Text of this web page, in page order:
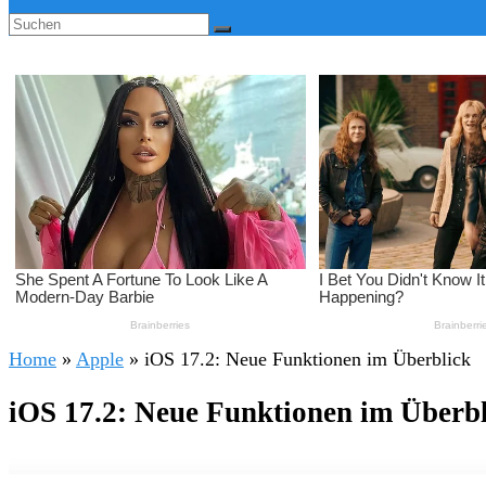
Home » Apple » iOS 17.2: Neue Funktionen im Überblick
iOS 17.2: Neue Funktionen im